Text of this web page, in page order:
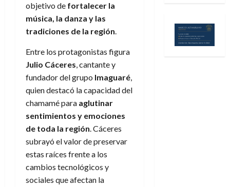
objetivo de fortalecer la
música, la danza y las
tradiciones de la región.
Entre los protagonistas figura
Julio Cáceres, cantante y
fundador del grupo Imaguaré,
quien destacó la capacidad del
chamamé para aglutinar
sentimientos y emociones
de toda la región. Cáceres
subrayó el valor de preservar
estas raíces frente a los
cambios tecnológicos y
sociales que afectan la